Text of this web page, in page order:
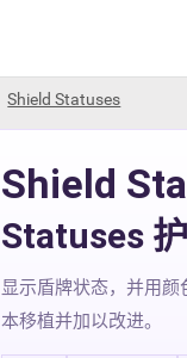
Shield Statuses
Shield
Statuses
显示盾牌状态，并用
本移植并加以改进。